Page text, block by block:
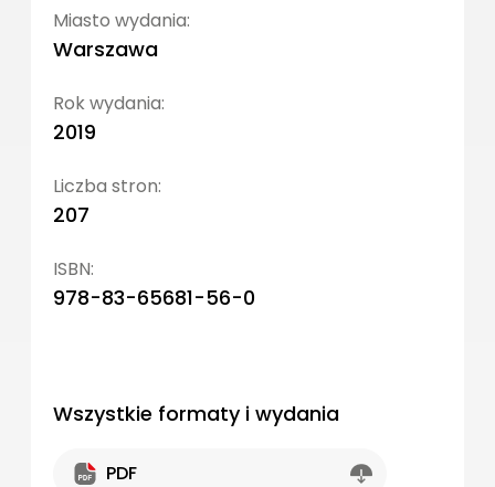
Miasto wydania:
Warszawa
Rok wydania:
2019
Liczba stron:
207
ISBN:
978-83-65681-56-0
Wszystkie formaty i wydania
PDF